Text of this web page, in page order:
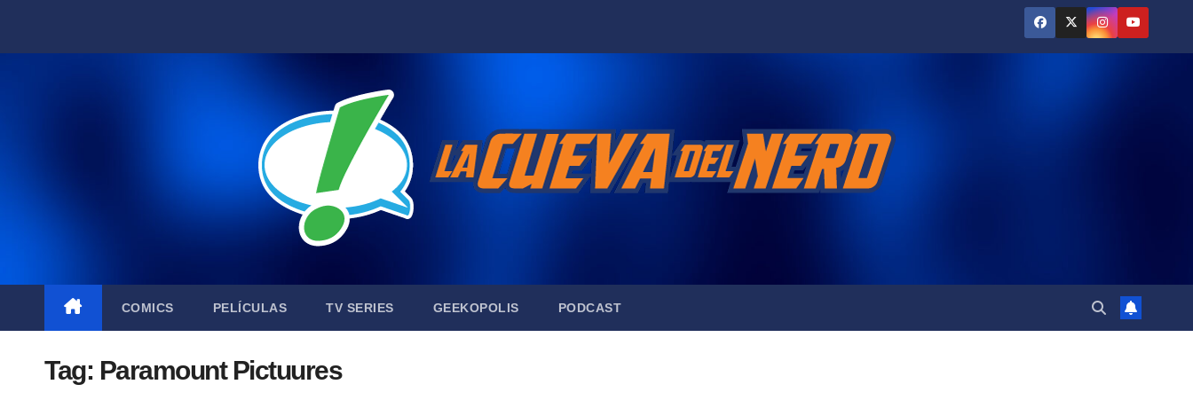
COMICS PELÍCULAS TV SERIES GEEKOPOLIS PODCAST
Tag: Paramount Pictuures